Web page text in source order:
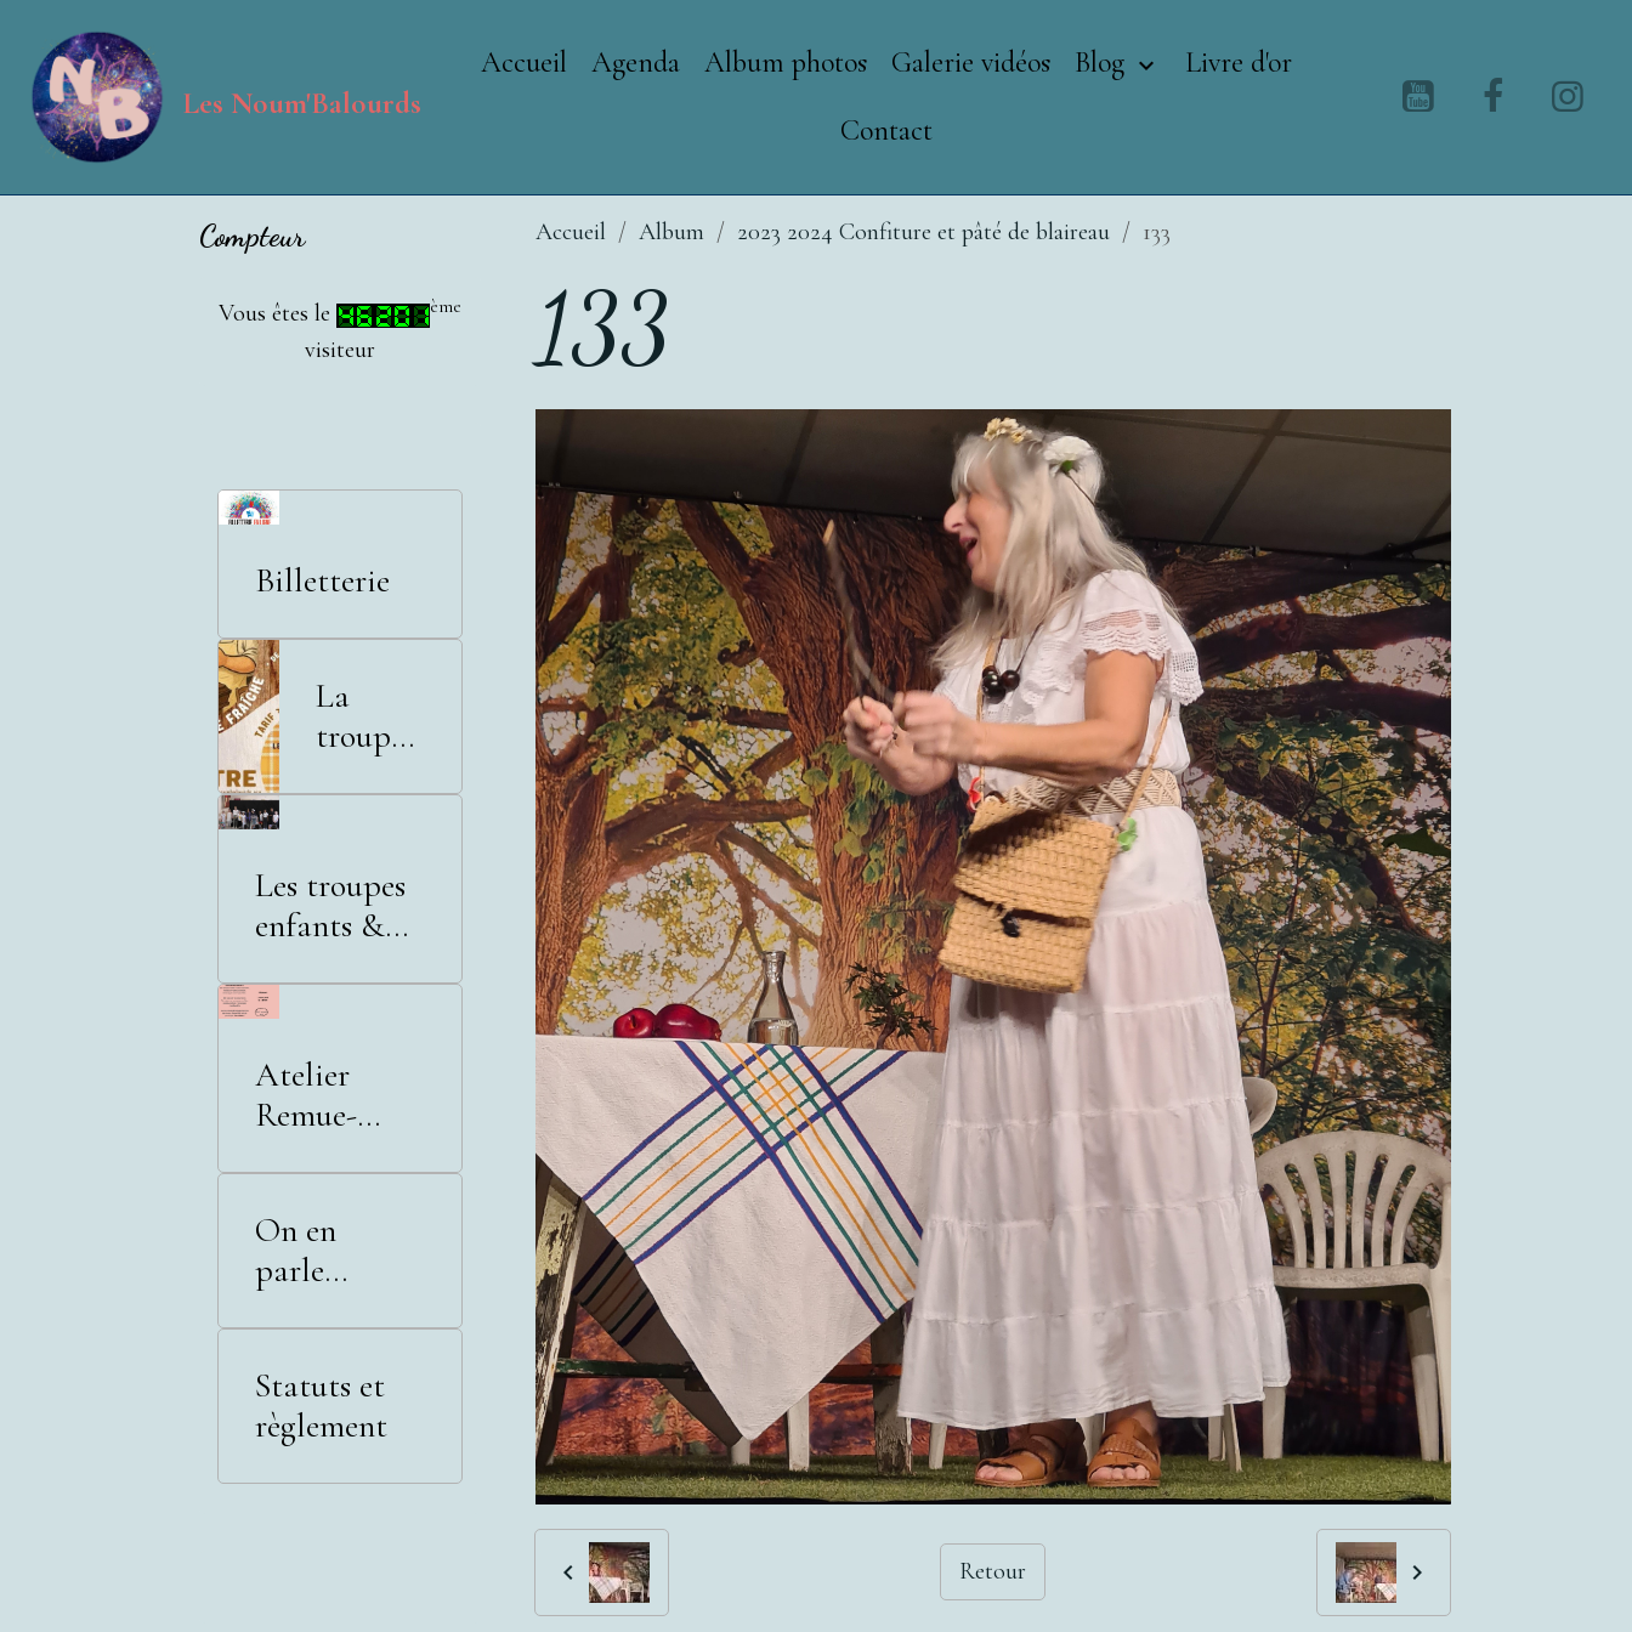
Les Noum'Balourds
Accueil Agenda Album photos Galerie vidéos Blog
Livre d'or
Contact
Accueil Album 2023 2024 Confiture et pâté de blaireau 133
133
Retour
Compteur
Vous êtes le ème
visiteur
Billetterie
La
troupe
Les troupes
enfants &
Atelier
Remue-
On en
parle...
Statuts et
règlement